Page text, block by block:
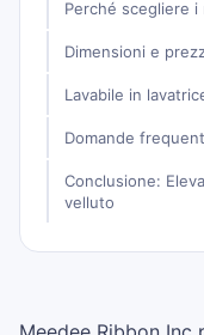
Perché scegliere
Dimensioni e
Lavabile in
Domande
Conclusione:
velluto